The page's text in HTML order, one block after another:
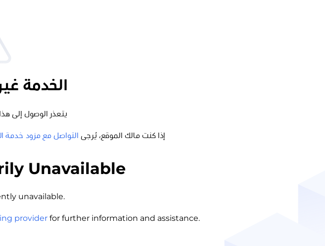
الخدمة
يتعذر الوصول إلى
إذا كنت مالك الموقع، يُرجى التواصل مع مزود خدمة
Unavailable
unavailable.
provider for further information and assistance.